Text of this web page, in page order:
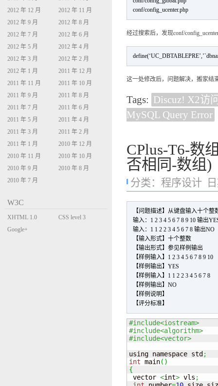
conf/config_ucenter.php
经过搜索后，发现conf/
这一处修改后，问题解决，搬家结
Tags: Discuz! X2访
MySQL Query Error
CPlus-T6-数
否相同-数组)
分类： 程序设计
【问题描述】从键盘输入十个
输入：1 2 3 4 5 6 7 8 9 10 输出
输入：1 1 2 2 3 4 5 6 7 8 输出NO
【输入形式】十个整数
【输出形式】参见样例输出
【样例输入】1 2 3 4 5 6 7 8 9 10
【样例输出】YES
【样例输入】1 1 2 2 3 4 5 6 7 8
【样例输出】NO
【样例说明】
【评分标准】
#include<iostream>
#include<algorithm>
#include<vector>
using namespace std ;
int main( )
{
vector <int> vls ;
2012 年 12 月
2012 年 11 月
2012 年 9 月
2012 年 8 月
2012 年 7 月
2012 年 6 月
2012 年 5 月
2012 年 4 月
2012 年 3 月
2012 年 2 月
2012 年 1 月
2011 年 12 月
2011 年 11 月
2011 年 10 月
2011 年 9 月
2011 年 8 月
2011 年 7 月
2011 年 6 月
2011 年 5 月
2011 年 4 月
2011 年 3 月
2011 年 2 月
2011 年 1 月
2010 年 12 月
2010 年 11 月
2010 年 10 月
2010 年 9 月
2010 年 8 月
2010 年 7 月
W3C
XHTML 1.0
Transitional
CSS level 3
Google+